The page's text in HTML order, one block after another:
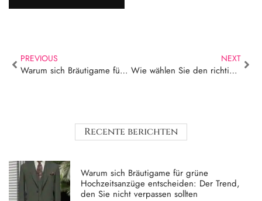
PREVIOUS
Warum sich Bräutigame für grüne Hochzeitsanzüge entscheiden: Der Trend, den Sie nicht verpassen sollten
NEXT
Wie wählen Sie den richtigen Slim-Fit-Anzug für Herren für Ihren Körpertyp aus?
Recente berichten
Warum sich Bräutigame für grüne
Hochzeitsanzüge entscheiden: Der Trend,
den Sie nicht verpassen sollten